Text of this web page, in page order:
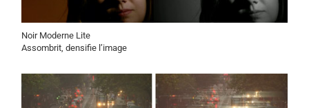
Noir Moderne Lite
Assombrit, densifie l’image